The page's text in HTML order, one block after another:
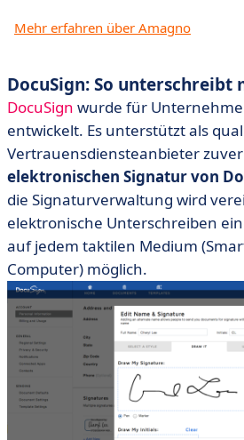
Mehr erfahren über Amagno
DocuSign: So unterschreibt
DocuSign wurde für
entwickelt. Es unterstützt als
Vertrauensdiensteanbieter
elektronischen Signatur von
die Signaturverwaltung wird
elektronische Unterschreiben
auf jedem taktilen Medium
Computer) möglich.